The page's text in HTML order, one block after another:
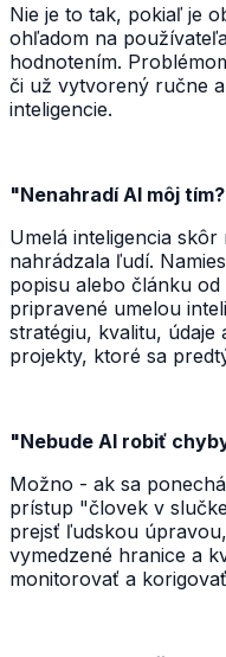
Nie je to tak, pokiaľ je
ohľadom na
hodnotením.
či už vytvorený ručne
inteligencie.
"Nenahradí AI môj
Umelá inteligencia
nahrádzala ľudí.
popisu alebo článku
pripravené umelou
stratégiu, kvalitu, údaje
projekty, ktoré sa
"Nebude AI robiť
Možno - ak sa
prístup "človek v
prejsť ľudskou
vymedzené hranice a
monitorovať a